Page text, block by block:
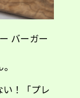
バーガー
！「プレ